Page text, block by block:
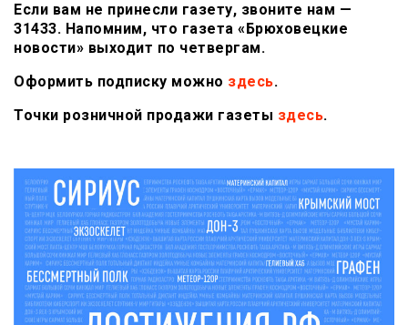
Если вам не принесли газету, звоните нам —
31433. Напомним, что газета «Брюховецкие
новости» выходит по четвергам.
Оформить подписку можно здесь.
Точки розничной продажи газеты здесь.